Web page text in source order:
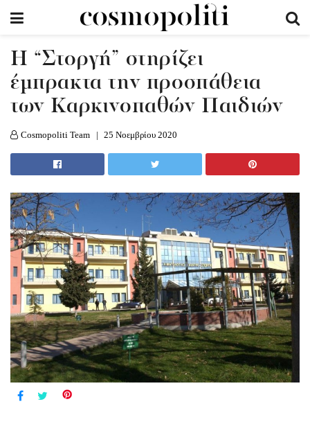
Η “Στοργή” στηρίζει
έμπρακτα την προσπάθεια
των Καρκινοπαθών Παιδιών
Cosmopoliti Team 25 Νοεμβρίου 2020